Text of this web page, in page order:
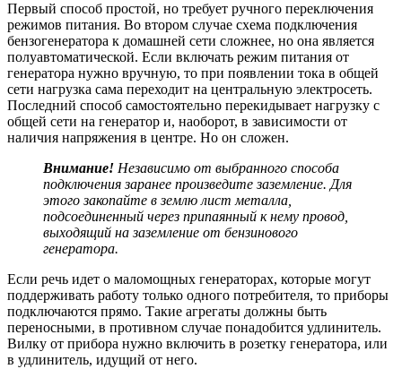
Первый способ простой, но требует ручного переключения
режимов питания. Во втором случае схема подключения
бензогенератора к домашней сети сложнее, но она является
полуавтоматической. Если включать режим питания от
генератора нужно вручную, то при появлении тока в общей
сети нагрузка сама переходит на центральную электросеть.
Последний способ самостоятельно перекидывает нагрузку с
общей сети на генератор и, наоборот, в зависимости от
наличия напряжения в центре. Но он сложен.
Внимание! Независимо от выбранного способа
подключения заранее произведите заземление. Для
этого закопайте в землю лист металла,
подсоединенный через припаянный к нему провод,
выходящий на заземление от бензинового
генератора.
Если речь идет о маломощных генераторах, которые могут
поддерживать работу только одного потребителя, то приборы
подключаются прямо. Такие агрегаты должны быть
переносными, в противном случае понадобится удлинитель.
Вилку от прибора нужно включить в розетку генератора, или
в удлинитель, идущий от него.